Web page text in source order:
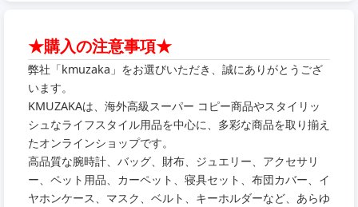
★購入の注意事項★
弊社「kmuzaka」をお選びいただき、誠にありがとうござ
います。
KMUZAKAは、海外高級スーパー コピー商品やスタイリッ
シュなライフスタイル用品を中心に、多彩な商品を取り揃え
たオンラインショップです。
高品質な腕時計、バッグ、財布、ジュエリー、アクセサリ
ー、ペット用品、カーペット、寝具セット、布団カバー、イ
ヤホンケース、マスク、ベルト、キーホルダーなど、あらゆ